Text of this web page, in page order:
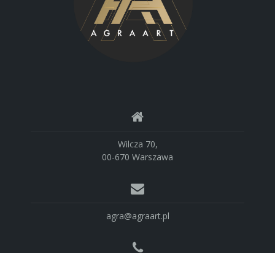
Wilcza 70,
00-670 Warszawa
agra@agraart.pl